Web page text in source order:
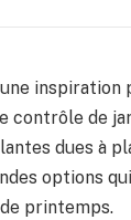
inspiration
contrôle de
dues à
options
printemps.